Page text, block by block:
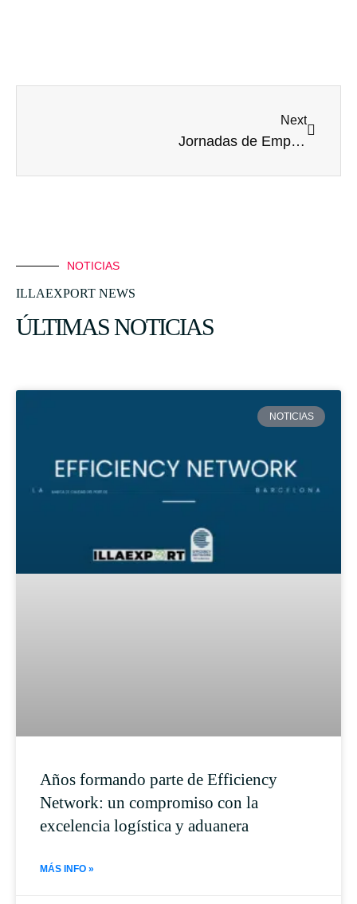
Next
Jornadas de Empresas Efficiency Network 2019
NOTICIAS
ILLAEXPORT NEWS
ÚLTIMAS NOTICIAS
NOTICIAS
Años formando parte de Efficiency
Network: un compromiso con la
excelencia logística y aduanera
MÁS INFO »